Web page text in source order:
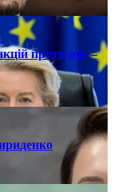
проти рф, –